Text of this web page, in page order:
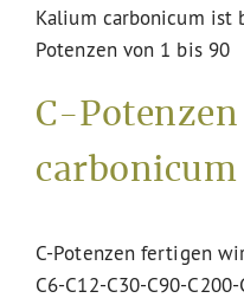
Kalium carbonicum ist
Potenzen von 1 bis 90
C-
carbonicum
C-Potenzen fertigen
C6-C12-C30-C90-C200-